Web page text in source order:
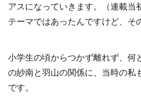
アスになっていきます。（連載当
テーマではあったんですけど、そ
小学生の頃からつかず離れず、何
の紗南と羽山の関係に、当時の私
です。